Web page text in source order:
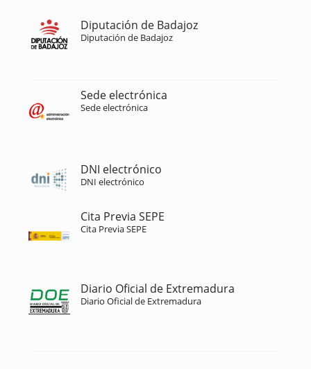
Diputación de Badajoz
Diputación de Badajoz
Sede electrónica
Sede electrónica
DNI electrónico
DNI electrónico
Cita Previa SEPE
Cita Previa SEPE
Diario Oficial de Extremadura
Diario Oficial de Extremadura